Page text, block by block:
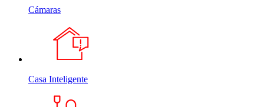
Cámaras
Casa Inteligente